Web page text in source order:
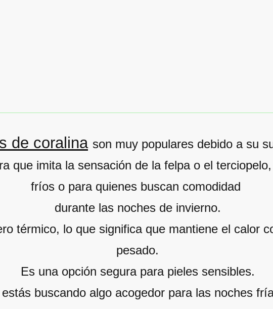
de coralina son muy populares debido a su
que imita la sensación de la felpa o el
fríos o para quienes buscan comodidad
durante las noches de invierno.
térmico, lo que significa que mantiene el calor
pesado.
Es una opción segura para pieles sensibles.
buscando algo acogedor para las noches